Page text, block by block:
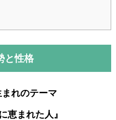
と性格
れのテーマ
恵まれた人』